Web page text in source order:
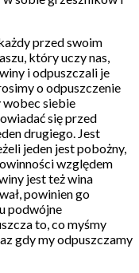
przed swoim
który uczy nas,
i odpuszczali je
o odpuszczenie
wobec siebie
się przed
drugiego. Jest
jeden jest pobożny,
względem
jest też wina
powinien go
podwójne
to, co myśmy
gdy my odpuszczamy